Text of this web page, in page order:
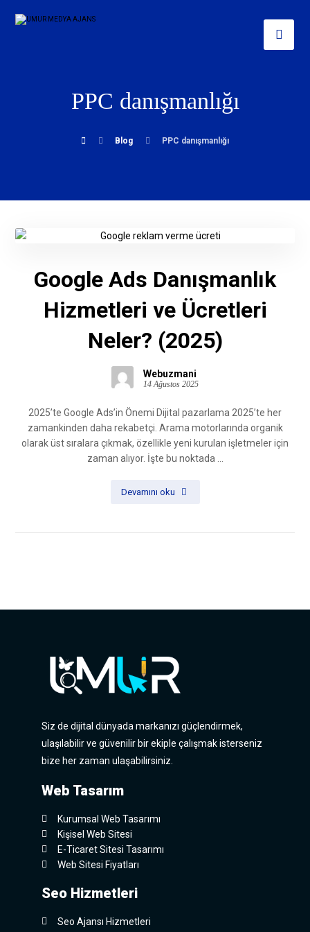
PPC danışmanlığı
Blog PPC danışmanlığı
Google Ads Danışmanlık
Hizmetleri ve Ücretleri
Neler? (2025)
Webuzmani
14 Ağustos 2025
2025’te Google Ads’in Önemi Dijital pazarlama 2025’te her
zamankinden daha rekabetçi. Arama motorlarında organik
olarak üst sıralara çıkmak, özellikle yeni kurulan işletmeler için
zaman alıyor. İşte bu noktada ...
Devamını oku
Siz de dijital dünyada markanızı güçlendirmek,
ulaşılabilir ve güvenilir bir ekiple çalışmak isterseniz
bize her zaman ulaşabilirsiniz.
Web Tasarım
Kurumsal Web Tasarımı
Kişisel Web Sitesi
E-Ticaret Sitesi Tasarımı
Web Sitesi Fiyatları
Seo Hizmetleri
Seo Ajansı Hizmetleri